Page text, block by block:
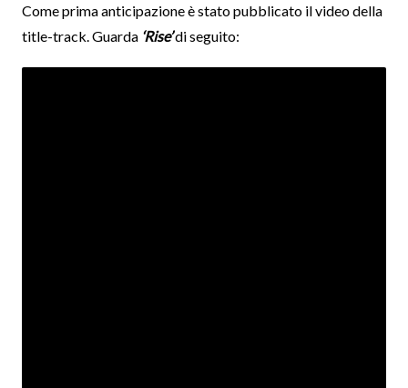
Come prima anticipazione è stato pubblicato il video della
title-track. Guarda ‘Rise’di seguito: